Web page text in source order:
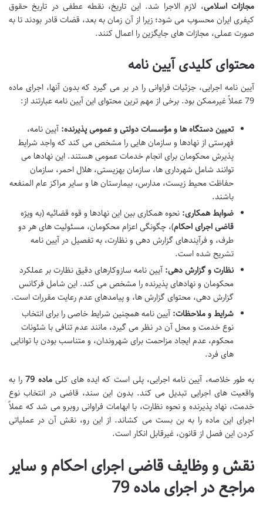
مجازات اسلامی، لازم الاجرا شد. این تاریخ، نقطه عطفی در تاریخ حقوق
کیفری ایران محسوب می شود؛ زیرا از آن زمان به بعد، قضات قادر بودند تا به
صورت عملی، مجازات های جایگزین را اعمال کنند.
محتوای کلیدی آیین نامه
آیین نامه اجرایی، جزئیات فراوانی را در بر می گیرد که بدون آنها، اجرای ماده
79 عملاً غیرممکن بود. برخی از مهم ترین محتوای این آیین نامه عبارتند از:
تعیین دستگاه ها و مؤسسات دولتی و عمومی پذیرنده:آیین نامه،
فهرستی از نهادها و سازمان هایی را مشخص می کند که واجد شرایط
پذیرش محکومان برای انجام خدمات عمومی هستند. این نهادها می
توانند شامل شهرداری ها، سازمان بهزیستی، هلال احمر، سازمان
حفاظت محیط زیست، مدارس، بیمارستان ها و سایر مراکز عام المنفعه
باشند.
ضوابط همکاری: نحوه همکاری بین این نهادها و قوه قضائیه (به ویژه
قاضی اجرای احکام)، چگونگی اعزام محکومان، مسئولیت های هر دو
طرف، و فرآیندهای گزارش دهی و نظارت، به تفصیل در آیین نامه
تشریح شده است.
نظارت و گزارش دهی:آیین نامه سازوکارهای دقیق نظارت بر عملکرد
محکومان و نهادهای پذیرنده را مشخص می کند. این شامل فرکانس
گزارش دهی، محتوای گزارش ها، و پیامدهای عدم رعایت مقررات است.
شرایط و ملاحظات:آیین نامه همچنین شرایط خاصی را برای انتخاب
نوع خدمت و محل آن در نظر می گیرد، مانند عدم تنافی با شئونات
محکوم، عدم ایجاد مزاحمت برای شهروندان، و متناسب بودن با توانایی
های فرد.
به طور خلاصه، آیین نامه اجرایی، پلی است که ایده های کلیماده 79
را به
واقعیت های اجرایی تبدیل می کند. بدون این سند، قاضی در انتخاب نوع
خدمت، نهاد پذیرنده و نحوه نظارت، با ابهامات فراوانی روبرو می شد که عملاً
اجرای این ماده را به بن بست می کشاند. از این رو، نقش آن در عملیاتی
کردن این فصل از قانون، غیرقابل انکار است.
نقش و وظایف قاضی اجرای احکام و سایر
مراجع در اجرای ماده 79